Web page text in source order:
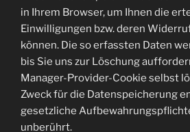
in Ihrem Browser, um Ihnen die
Einwilligungen bzw. deren
können. Die so erfassten Daten
bis Sie uns zur Löschung
Manager-Provider-Cookie selbst
Zweck für die Datenspeicherung
gesetzliche
unberührt.